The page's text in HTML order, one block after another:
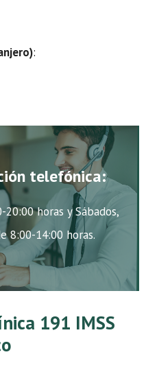
:
telefónica:
horas y Sábados,
8:00-14:00 horas.
191 IMSS